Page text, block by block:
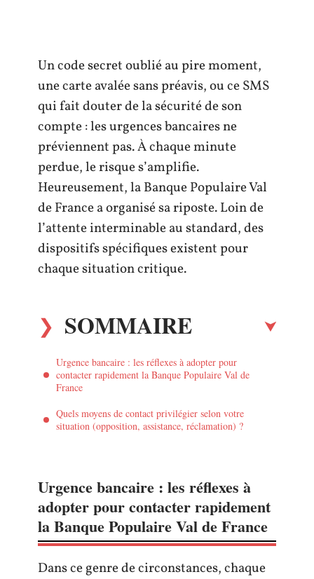
Un code secret oublié au pire moment,
une carte avalée sans préavis, ou ce SMS
qui fait douter de la sécurité de son
compte : les urgences bancaires ne
préviennent pas. À chaque minute
perdue, le risque s’amplifie.
Heureusement, la Banque Populaire Val
de France a organisé sa riposte. Loin de
l’attente interminable au standard, des
dispositifs spécifiques existent pour
chaque situation critique.
SOMMAIRE
Urgence bancaire : les réflexes à adopter pour
contacter rapidement la Banque Populaire Val de
France
Quels moyens de contact privilégier selon votre
situation (opposition, assistance, réclamation) ?
Urgence bancaire : les réflexes à
adopter pour contacter rapidement
la Banque Populaire Val de France
Dans ce genre de circonstances, chaque